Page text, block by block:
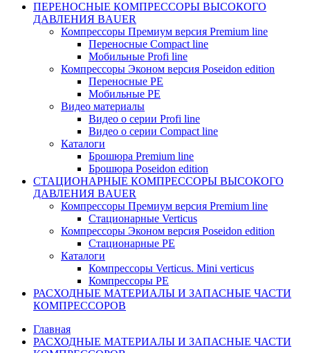
ПЕРЕНОСНЫЕ КОМПРЕССОРЫ ВЫСОКОГО
ДАВЛЕНИЯ BAUER
Компрессоры Премиум версия Premium line
Переносные Compact line
Мобильные Profi line
Компрессоры Эконом версия Poseidon edition
Переносные PE
Мобильные PE
Видео материалы
Видео о серии Profi line
Видео о серии Compact line
Каталоги
Брошюра Premium line
Брошюра Poseidon edition
СТАЦИОНАРНЫЕ КОМПРЕССОРЫ ВЫСОКОГО
ДАВЛЕНИЯ BAUER
Компрессоры Премиум версия Premium line
Стационарные Verticus
Компрессоры Эконом версия Poseidon edition
Стационарные PE
Каталоги
Компрессоры Verticus. Mini verticus
Компрессоры PE
РАСХОДНЫЕ МАТЕРИАЛЫ И ЗАПАСНЫЕ ЧАСТИ
КОМПРЕССОРОВ
Главная
РАСХОДНЫЕ МАТЕРИАЛЫ И ЗАПАСНЫЕ ЧАСТИ